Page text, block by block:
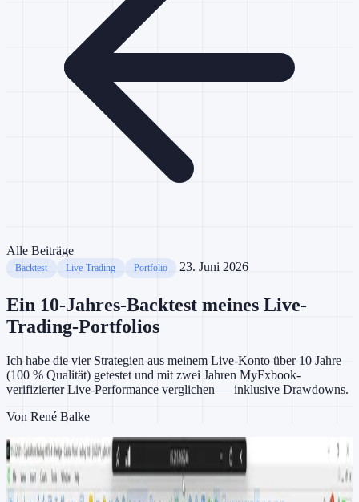
Alle Beiträge
Backtest Live-Trading Portfolio 23. Juni 2026
Ein 10-Jahres-Backtest meines Live-
Trading-Portfolios
Ich habe die vier Strategien aus meinem Live-Konto über 10 Jahre
(100 % Qualität) getestet und mit zwei Jahren MyFxbook-
verifizierter Live-Performance verglichen — inklusive Drawdowns.
Von René Balke